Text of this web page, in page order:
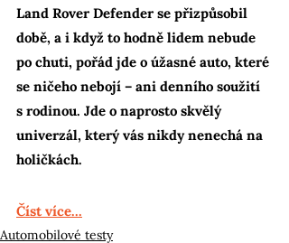
Land Rover Defender se přizpůsobil
době, a i když to hodně lidem nebude
po chuti, pořád jde o úžasné auto, které
se ničeho nebojí – ani denního soužití
s rodinou. Jde o naprosto skvělý
univerzál, který vás nikdy nenechá na
holičkách.
Číst více...
Automobilové testy